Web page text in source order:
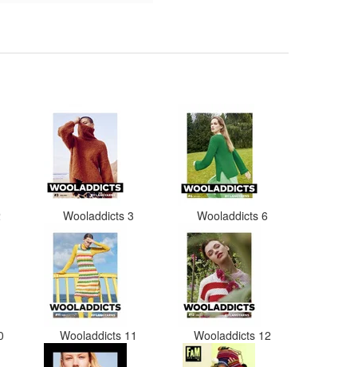
gestopt. Geen kleur codes
50 gram zwart besteld
de andere bollen zitten
kleuren vezels
Dat vind ik erg
ik nu wil nabestellen
hopen dat ik de juiste
bij de juiste bol heb
een tip om de
in te pakken met een
kleur het is?
zou ik deze shop zeker
wat betreft de
prijs/kwaliteit
Wooladdicts 3 Wooladdicts 6
Wooladdicts 11 Wooladdicts 12